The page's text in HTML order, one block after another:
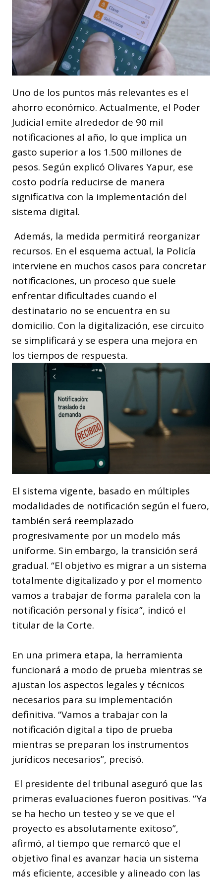
Uno de los puntos más relevantes es el
ahorro económico. Actualmente, el Poder
Judicial emite alrededor de 90 mil
notificaciones al año, lo que implica un
gasto superior a los 1.500 millones de
pesos. Según explicó Olivares Yapur, ese
costo podría reducirse de manera
significativa con la implementación del
sistema digital.
Además, la medida permitirá reorganizar
recursos. En el esquema actual, la Policía
interviene en muchos casos para concretar
notificaciones, un proceso que suele
enfrentar dificultades cuando el
destinatario no se encuentra en su
domicilio. Con la digitalización, ese circuito
se simplificará y se espera una mejora en
los tiempos de respuesta.
El sistema vigente, basado en múltiples
modalidades de notificación según el fuero,
también será reemplazado
progresivamente por un modelo más
uniforme. Sin embargo, la transición será
gradual. “El objetivo es migrar a un sistema
totalmente digitalizado y por el momento
vamos a trabajar de forma paralela con la
notificación personal y física”, indicó el
titular de la Corte.
En una primera etapa, la herramienta
funcionará a modo de prueba mientras se
ajustan los aspectos legales y técnicos
necesarios para su implementación
definitiva. “Vamos a trabajar con la
notificación digital a tipo de prueba
mientras se preparan los instrumentos
jurídicos necesarios”, precisó.
El presidente del tribunal aseguró que las
primeras evaluaciones fueron positivas. “Ya
se ha hecho un testeo y se ve que el
proyecto es absolutamente exitoso”,
afirmó, al tiempo que remarcó que el
objetivo final es avanzar hacia un sistema
más eficiente, accesible y alineado con las